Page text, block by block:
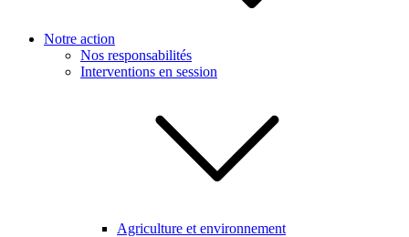
Notre action
Nos responsabilités
Interventions en session
Agriculture et environnement